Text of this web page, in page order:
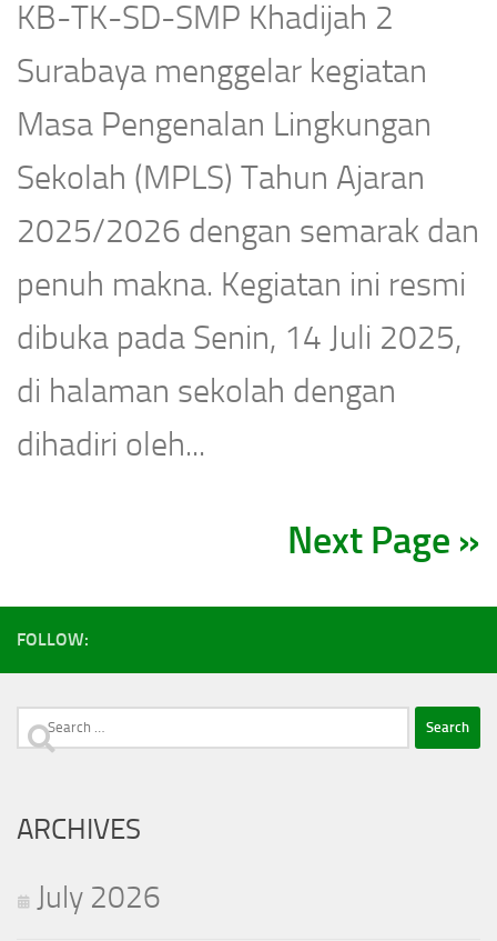
KB-TK-SD-SMP Khadijah 2
Surabaya menggelar kegiatan
Masa Pengenalan Lingkungan
Sekolah (MPLS) Tahun Ajaran
2025/2026 dengan semarak dan
penuh makna. Kegiatan ini resmi
dibuka pada Senin, 14 Juli 2025,
di halaman sekolah dengan
dihadiri oleh...
Next Page »
FOLLOW:
Search
ARCHIVES
July 2026